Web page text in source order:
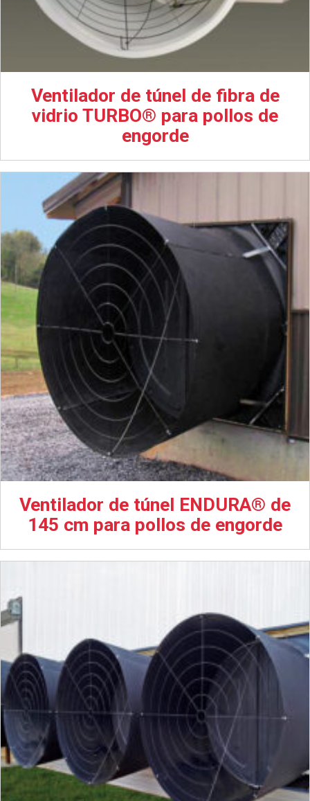
Ventilador de túnel de fibra de
vidrio TURBO® para pollos de
engorde
Ventilador de túnel ENDURA® de
145 cm para pollos de engorde